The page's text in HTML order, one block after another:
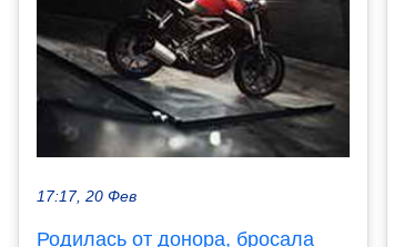
17:17, 20 Фев
Родилась от донора, бросала